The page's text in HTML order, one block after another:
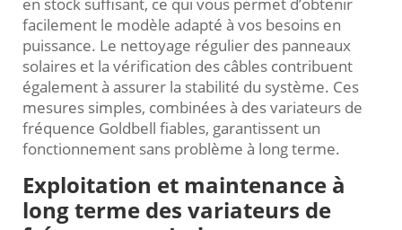
facilement le modèle adapté à vos besoins en
puissance. Le nettoyage régulier des panneaux
solaires et la vérification des câbles contribuent
également à assurer la stabilité du système. Ces
mesures simples, combinées à des variateurs de
fréquence Goldbell fiables, garantissent un
fonctionnement sans problème à long terme.
Exploitation et maintenance à
long terme des variateurs de